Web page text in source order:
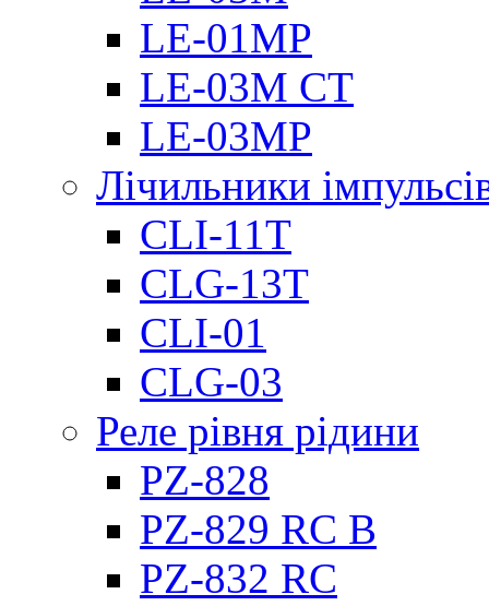
LE-01MP
LE-03M CT
LE-03MP
Лічильники
CLI-11T
CLG-13T
CLI-01
CLG-03
Реле рівня рідини
PZ-828
PZ-829 RC B
PZ-832 RC